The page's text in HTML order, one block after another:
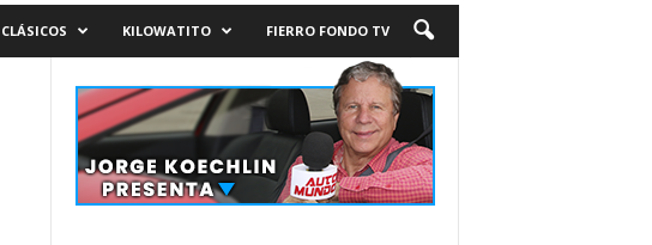
CLÁSICOS KILOWATITO FIERRO FONDO TV